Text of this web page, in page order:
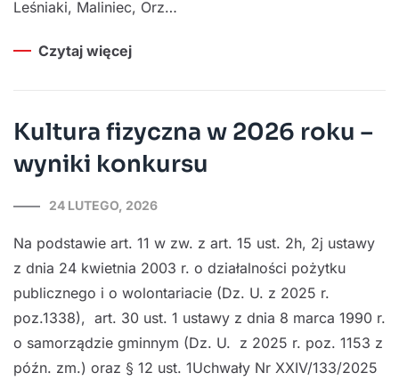
Leśniaki, Maliniec, Orz…
Czytaj więcej
Kultura fizyczna w 2026 roku –
wyniki konkursu
24 LUTEGO, 2026
Na podstawie art. 11 w zw. z art. 15 ust. 2h, 2j ustawy
z dnia 24 kwietnia 2003 r. o działalności pożytku
publicznego i o wolontariacie (Dz. U. z 2025 r.
poz.1338), art. 30 ust. 1 ustawy z dnia 8 marca 1990 r.
o samorządzie gminnym (Dz. U. z 2025 r. poz. 1153 z
późn. zm.) oraz § 12 ust. 1Uchwały Nr XXIV/133/2025